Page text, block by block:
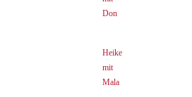
Don
Heike
mit
Mala